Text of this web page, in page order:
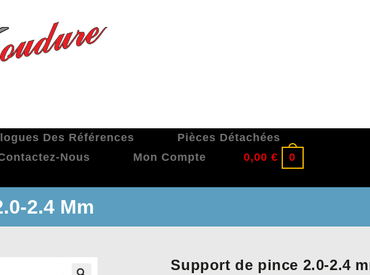
Des Références
Pièces Détachées
Nous Mon Compte 0,00 € 0
2.4 Mm
Support de pince 2.0-2.4